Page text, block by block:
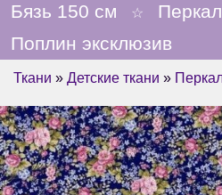
Бязь 150 см ☆
Поплин эксклюзив
Ткани » Детские ткани »